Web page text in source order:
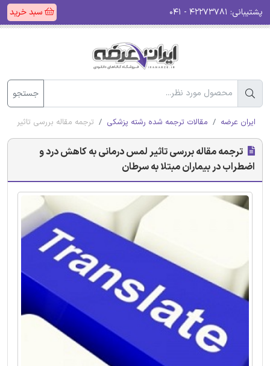
پشتیبانی: سبد خرید
جستجو
ایران عرضه مقالات ترجمه شده رشته پزشکی ترجمه مقاله بررسی تاثیر
ترجمه مقاله بررسی تاثیر لمس درمانی به کاهش درد و
اضطراب در بیماران مبتلا به سرطان